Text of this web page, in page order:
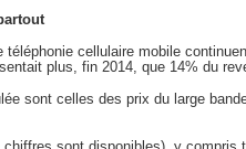
cellulaire mobile
plus, fin 2014, que 14% du
sont celles des prix du large